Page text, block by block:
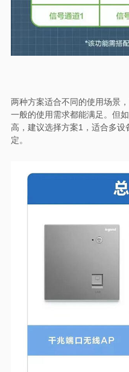
两种方案适合不同的使用场景
一般的使用需求都能满足。但
高，建议选择方案1，适合多
定。